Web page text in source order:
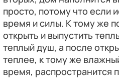
просто, потому что если
время и силы. К тому же
открыть и выпустить
теплый душ, а после
теплее, к тому же
время, распространится